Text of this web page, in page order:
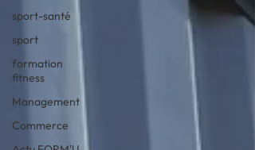
sport-santé
sport
formation
fitness
Management
Commerce